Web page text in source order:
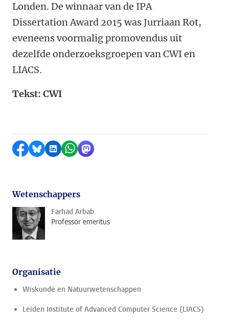
Londen. De winnaar van de IPA
Dissertation Award 2015 was Jurriaan Rot,
eveneens voormalig promovendus uit
dezelfde onderzoeksgroepen van CWI en
LIACS.
Tekst: CWI
Delen op Facebook
Delen via Bluesky
Delen op LinkedIn
Delen via WhatsApp
Delen via Mastodon
Wetenschappers
Farhad Arbab
Professor emeritus
Organisatie
Wiskunde en Natuurwetenschappen
Leiden Institute of Advanced Computer Science (LIACS)